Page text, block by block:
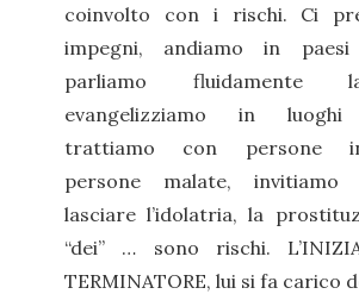
coinvolto con i rischi. Ci
impegni, andiamo in
parliamo fluidamente
evangelizziamo in luoghi
trattiamo con persone
persone malate, invitiamo
lasciare l’idolatria, la
“dei” … sono rischi.
TERMINATORE, lui si fa carico